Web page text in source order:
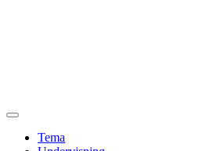
Tema